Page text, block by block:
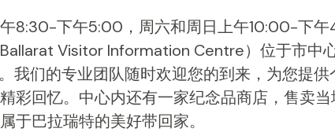
8:30-下午5:00，周六和周日上午10:00-下午
Visitor Information Centre）位于市中
。我们的专业团队随时欢迎您的到来，为您提
彩回忆。中心内还有一家纪念品商店，售卖当
于巴拉瑞特的美好带回家。